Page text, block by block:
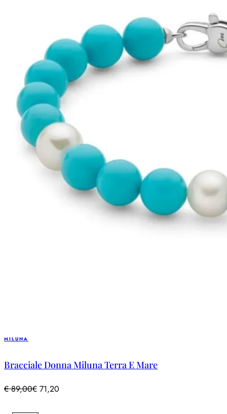
MILUNA
Bracciale Donna Miluna Terra E Mare
€89,00€ 71,20